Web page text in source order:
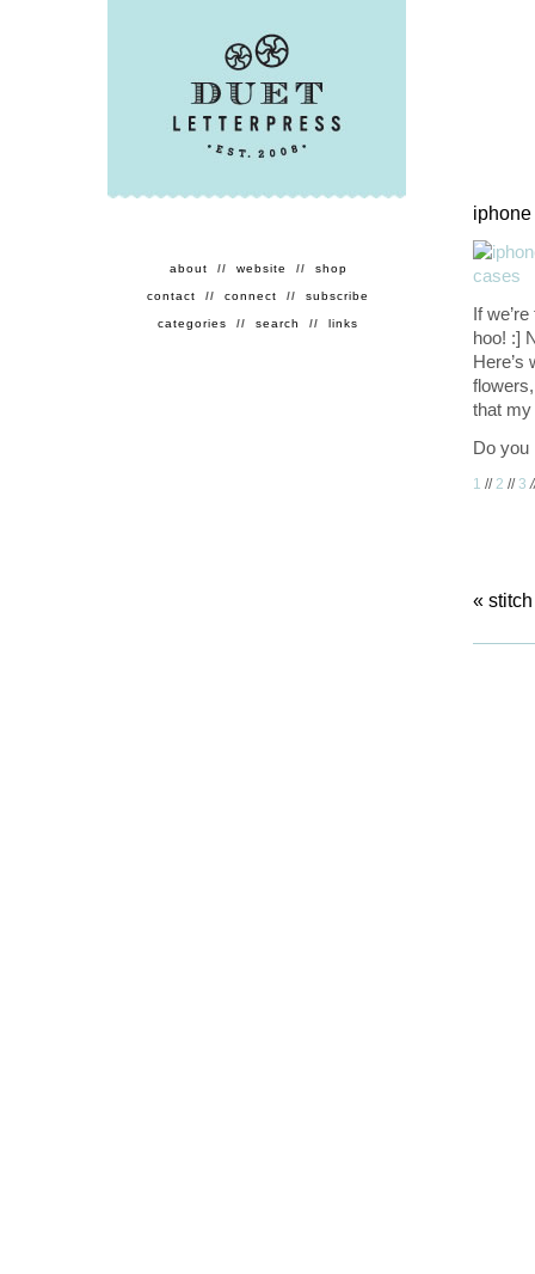
about // website // shop
contact // connect // subscribe
categories // search // links
If
hoo! :]
Here’s
that my
Do you
1 // 2 //3
«